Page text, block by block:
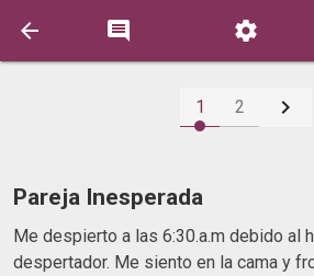
  
1 2 
Pareja Inesperada
Me despierto a las 6:30.a.m debido al
despertador. Me siento en la cama y